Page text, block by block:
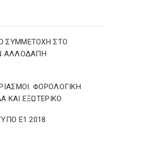
ΣΥΜΜΕΤΟΧΗ ΣΤΟ
ΑΛΛΟΔΑΠΗ
ΦΟΡΟΛΟΓΙΚΗ
ΚΑΙ ΕΞΩΤΕΡΙΚΟ
Ε1 2018